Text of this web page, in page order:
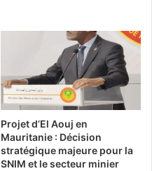
Projet d’El Aouj en
Mauritanie : Décision
stratégique majeure pour la
SNIM et le secteur minier